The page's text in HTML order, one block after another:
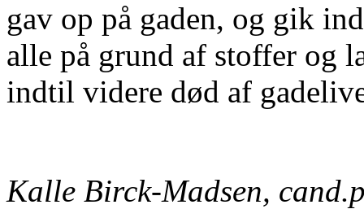
gav op på gaden, og gik
alle på grund af stoffer og
indtil videre død af
Kalle Birck-Madsen,